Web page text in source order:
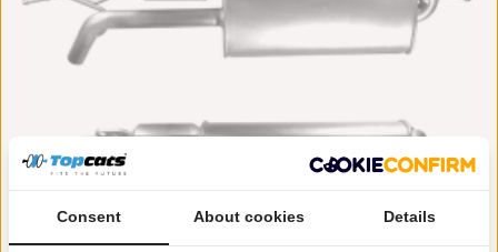
Consent About cookies Details